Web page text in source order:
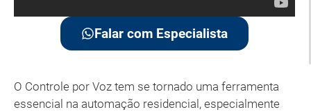
Falar com Especialista
O Controle por Voz tem se tornado uma ferramenta
essencial na automação residencial, especialmente